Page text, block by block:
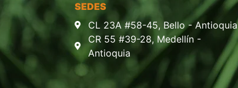
SEDES
CL 23A #58-45, Bello - Antioquia
CR 55 #39-28, Medellín -
Antioquia